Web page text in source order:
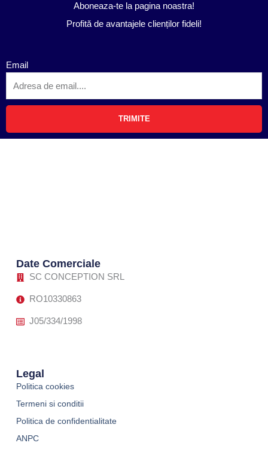
Aboneaza-te la pagina noastra!
Profită de avantajele clienților fideli!
Email
TRIMITE
Date Comerciale
SC CONCEPTION SRL
RO10330863
J05/334/1998
Legal
Politica cookies
Termeni si conditii
Politica de confidentialitate
ANPC